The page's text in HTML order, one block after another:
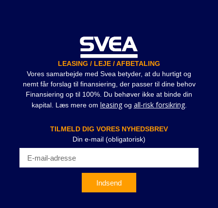
LEASING / LEJE / AFBETALING
Vores samarbejde med Svea betyder, at du hurtigt og
nemt får forslag til finansiering, der passer til dine behov
Finansiering op til 100%. Du behøver ikke at binde din
kapital. Læs mere om leasingog all-risk forsikring.
TILMELD DIG VORES NYHEDSBREV
Din e-mail (obligatorisk)
Indsend